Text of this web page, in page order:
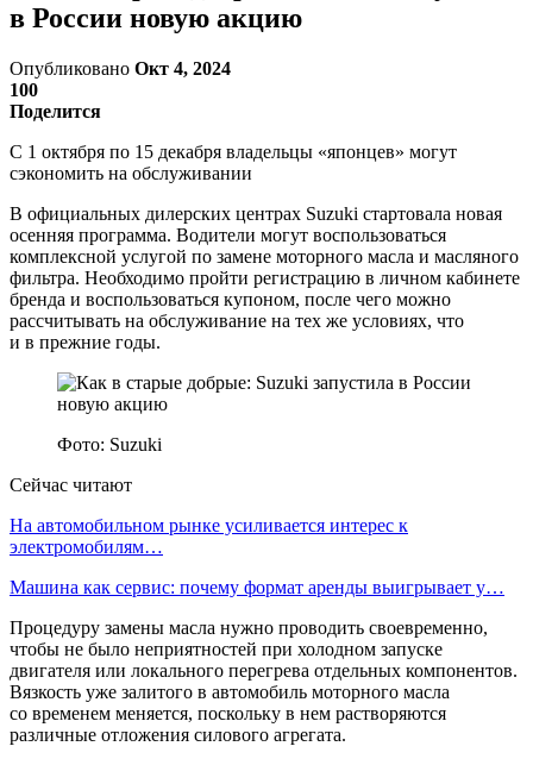
в России новую акцию
Опубликовано Окт 4, 2024
100
Поделится
С 1 октября по 15 декабря владельцы «японцев» могут
сэкономить на обслуживании
В официальных дилерских центрах Suzuki стартовала новая
осенняя программа. Водители могут воспользоваться
комплексной услугой по замене моторного масла и масляного
фильтра. Необходимо пройти регистрацию в личном кабинете
бренда и воспользоваться купоном, после чего можно
рассчитывать на обслуживание на тех же условиях, что
и в прежние годы.
Фото: Suzuki
Сейчас читают
На автомобильном рынке усиливается интерес к
электромобилям…
Машина как сервис: почему формат аренды выигрывает у…
Процедуру замены масла нужно проводить своевременно,
чтобы не было неприятностей при холодном запуске
двигателя или локального перегрева отдельных компонентов.
Вязкость уже залитого в автомобиль моторного масла
со временем меняется, поскольку в нем растворяются
различные отложения силового агрегата.